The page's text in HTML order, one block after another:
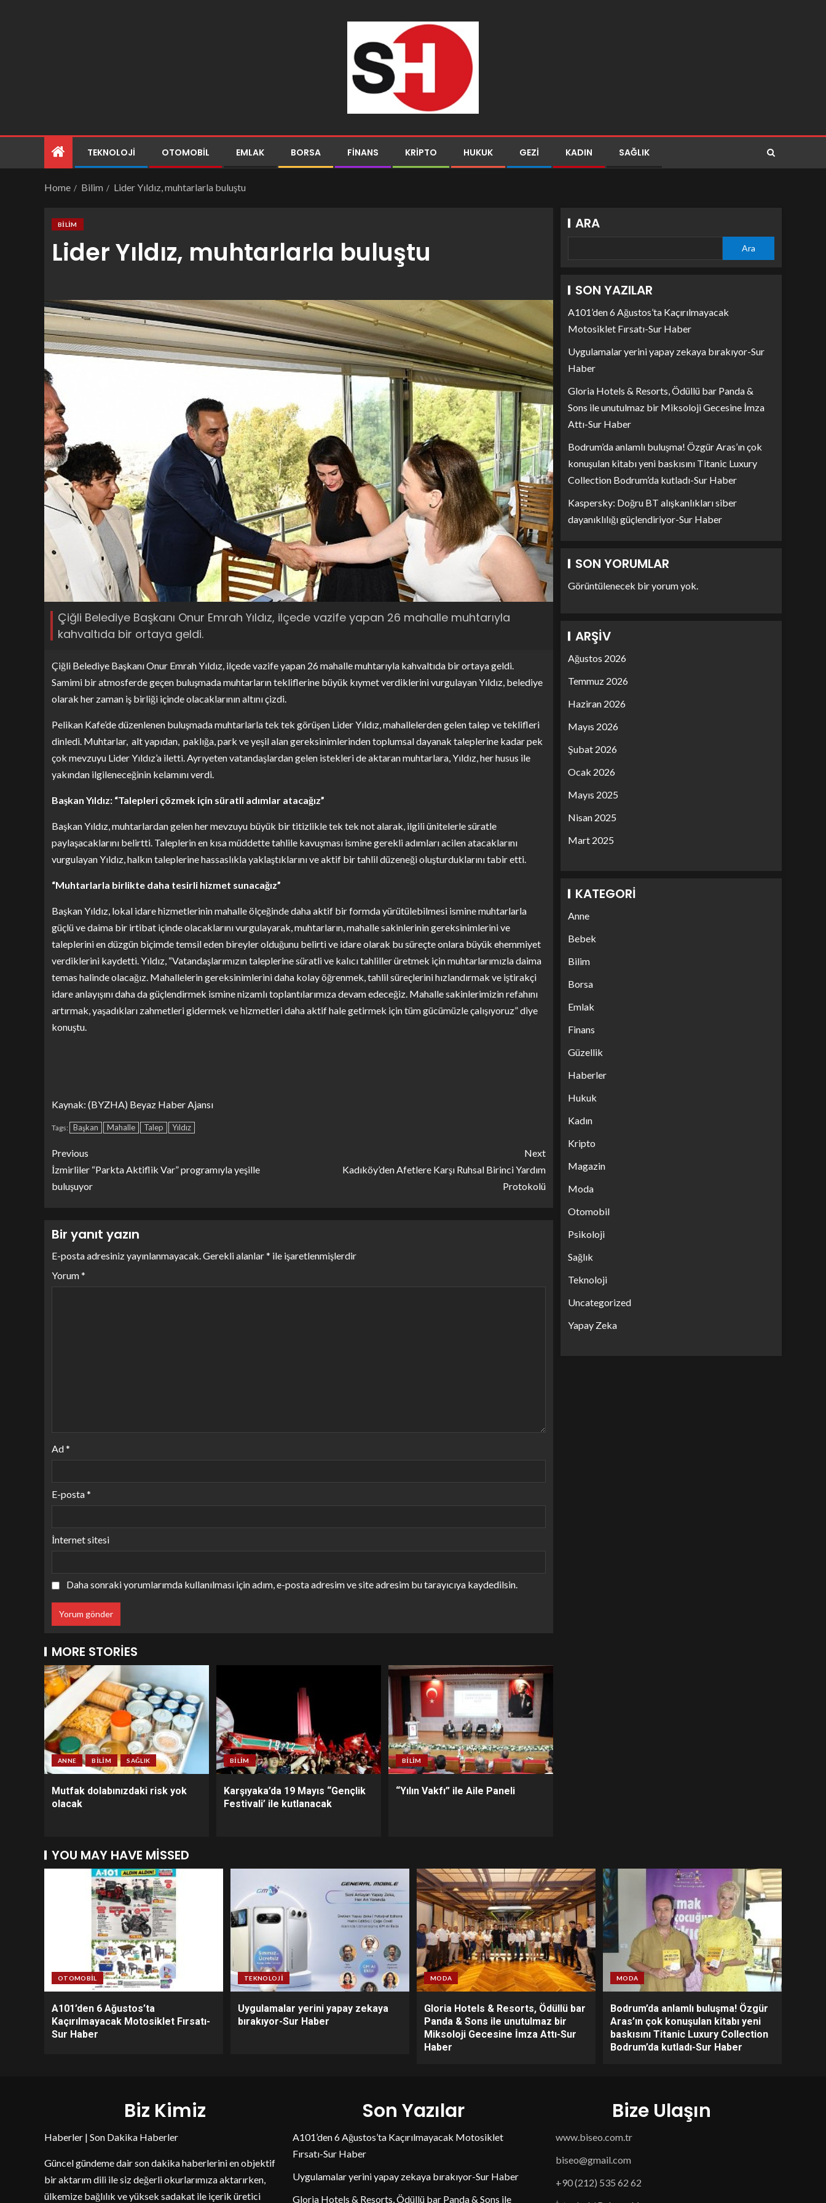
TEKNOLOJI OTOMOBIL EMLAK BORSA FINANS KRIPTO HUKUK GEZI KADIN SAĞLIK
Home Bilim Lider Yıldız, muhtarlarla buluştu
BILIM
Lider Yıldız, muhtarlarla buluştu
Çiğli Belediye Başkanı Onur Emrah Yıldız, ilçede vazife yapan 26 mahalle muhtarıyla
kahvaltıda bir ortaya geldi.
Çiğli Belediye Başkanı Onur Emrah Yıldız, ilçede vazife yapan 26 mahalle muhtarıyla kahvaltıda bir ortaya geldi.
Samimi bir atmosferde geçen buluşmada muhtarların tekliflerine büyük kıymet verdiklerini vurgulayan Yıldız, belediye
olarak her zaman iş birliği içinde olacaklarının altını çizdi.
Pelikan Kafe’de düzenlenen buluşmada muhtarlarla tek tek görüşen Lider Yıldız, mahallelerden gelen talep ve teklifleri
dinledi. Muhtarlar, alt yapıdan, paklığa, park ve yeşil alan gereksinimlerinden toplumsal dayanak taleplerine kadar pek
çok mevzuyu Lider Yıldız’a iletti. Ayrıyeten vatandaşlardan gelen istekleri de aktaran muhtarlara, Yıldız, her husus ile
yakından ilgileneceğinin kelamını verdi.
Başkan Yıldız: “Talepleri çözmek için süratli adımlar atacağız”
Başkan Yıldız, muhtarlardan gelen her mevzuyu büyük bir titizlikle tek tek not alarak, ilgili ünitelerle süratle
paylaşacaklarını belirtti. Taleplerin en kısa müddette tahlile kavuşması ismine gerekli adımları acilen atacaklarını
vurgulayan Yıldız, halkın taleplerine hassaslıkla yaklaştıklarını ve aktif bir tahlil düzeneği oluşturduklarını tabir etti.
“Muhtarlarla birlikte daha tesirli hizmet sunacağız”
Başkan Yıldız, lokal idare hizmetlerinin mahalle ölçeğinde daha aktif bir formda yürütülebilmesi ismine muhtarlarla
güçlü ve daima bir irtibat içinde olacaklarını vurgulayarak, muhtarların, mahalle sakinlerinin gereksinimlerini ve
taleplerini en düzgün biçimde temsil eden bireyler olduğunu belirti ve idare olarak bu süreçte onlara büyük ehemmiyet
verdiklerini kaydetti. Yıldız, “Vatandaşlarımızın taleplerine süratli ve kalıcı tahliller üretmek için muhtarlarımızla daima
temas halinde olacağız. Mahallelerin gereksinimlerini daha kolay öğrenmek, tahlil süreçlerini hızlandırmak ve iştirakçi
idare anlayışını daha da güçlendirmek ismine nizamlı toplantılarımıza devam edeceğiz. Mahalle sakinlerimizin refahını
artırmak, yaşadıkları zahmetleri gidermek ve hizmetleri daha aktif hale getirmek için tüm gücümüzle çalışıyoruz” diye
konuştu.
Kaynak: (BYZHA) Beyaz Haber Ajansı
Tags: Başkan Mahalle Talep Yıldız
Previous
İzmirliler “Parkta Aktiflik Var” programıyla yeşille
buluşuyor
Next
Kadıköy’den Afetlere Karşı Ruhsal Birinci Yardım
Protokolü
Bir yanıt yazın
E-posta adresiniz yayınlanmayacak.Gerekli alanlar* ile işaretlenmişlerdir
Yorum*
Ad*
E-posta*
İnternet sitesi
Daha sonraki yorumlarımda kullanılması için adım, e-posta adresim ve site adresim bu tarayıcıya kaydedilsin.
MORE STORIES
ANNE BILIM SAĞLIK
Mutfak dolabınızdaki risk yok
olacak
BILIM
Karşıyaka’da 19 Mayıs “Gençlik
Festivali’ ile kutlanacak
BILIM
“Yılın Vakfı” ile Aile Paneli
ARA
Ara
SON YAZILAR
A101’den 6 Ağustos’ta Kaçırılmayacak
Motosiklet Fırsatı-Sur Haber
Uygulamalar yerini yapay zekaya bırakıyor-Sur
Haber
Gloria Hotels & Resorts, Ödüllü bar Panda &
Sons ile unutulmaz bir Miksoloji Gecesine İmza
Attı-Sur Haber
Bodrum’da anlamlı buluşma! Özgür Aras’ın çok
konuşulan kitabı yeni baskısını Titanic Luxury
Collection Bodrum’da kutladı-Sur Haber
Kaspersky: Doğru BT alışkanlıkları siber
dayanıklılığı güçlendiriyor-Sur Haber
SON YORUMLAR
Görüntülenecek bir yorum yok.
ARŞIV
Ağustos 2026
Temmuz 2026
Haziran 2026
Mayıs 2026
Şubat 2026
Ocak 2026
Mayıs 2025
Nisan 2025
Mart 2025
KATEGORI
Anne
Bebek
Bilim
Borsa
Emlak
Finans
Güzellik
Haberler
Hukuk
Kadın
Kripto
Magazin
Moda
Otomobil
Psikoloji
Sağlık
Teknoloji
Uncategorized
Yapay Zeka
YOU MAY HAVE MISSED
OTOMOBIL
A101’den 6 Ağustos’ta
Kaçırılmayacak Motosiklet Fırsatı-
Sur Haber
TEKNOLOJI
Uygulamalar yerini yapay zekaya
bırakıyor-Sur Haber
MODA
Gloria Hotels & Resorts, Ödüllü bar
Panda & Sons ile unutulmaz bir
Miksoloji Gecesine İmza Attı-Sur
Haber
MODA
Bodrum’da anlamlı buluşma! Özgür
Aras’ın çok konuşulan kitabı yeni
baskısını Titanic Luxury Collection
Bodrum’da kutladı-Sur Haber
Biz Kimiz
Haberler | Son Dakika Haberler
Güncel gündeme dair son dakika haberlerini en objektif
bir aktarım dili ile siz değerli okurlarımıza aktarırken,
ülkemize bağlılık ve yüksek sadakat ile içerik üretici
Son Yazılar
A101’den 6 Ağustos’ta Kaçırılmayacak Motosiklet
Fırsatı-Sur Haber
Uygulamalar yerini yapay zekaya bırakıyor-Sur Haber
Gloria Hotels & Resorts, Ödüllü bar Panda & Sons ile
Bize Ulaşın
www.biseo.com.tr
biseo@gmail.com
+90 (212) 535 62 62